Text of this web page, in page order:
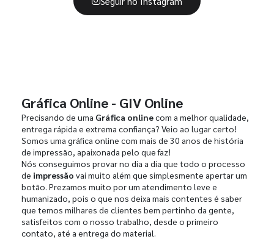
Gráfica Online - GIV Online
Precisando de uma Gráfica onlinecom a melhor qualidade,
entrega rápida e extrema confiança? Veio ao lugar certo!
Somos uma gráfica online com mais de 30 anos de história
de impressão, apaixonada pelo que faz!
Nós conseguimos provar no dia a dia que todo o processo
de impressão vai muito além que simplesmente apertar um
botão. Prezamos muito por um atendimento leve e
humanizado, pois o que nos deixa mais contentes é saber
que temos milhares de clientes bem pertinho da gente,
satisfeitos com o nosso trabalho, desde o primeiro
contato, até a entrega do material.